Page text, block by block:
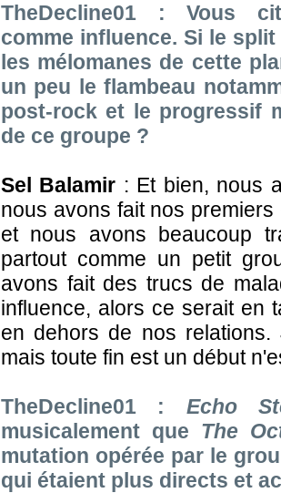
TheDecline01 : Vous
comme influence. Si le
les mélomanes de cette
un peu le flambeau
post-rock et le progressif
de ce groupe ?
Sel Balamir : Etbien, nous
nous avons fait nos
et nous avons beaucoup
partout comme un petit
avons fait des trucs de
influence, alors ce serait en
en dehors de nos
mais toute fin est un début
TheDecline01 : Echo
musicalement que The
mutation opérée par le
qui étaient plus directs et